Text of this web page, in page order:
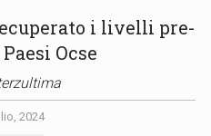
i livelli pre-
Ocse
2024